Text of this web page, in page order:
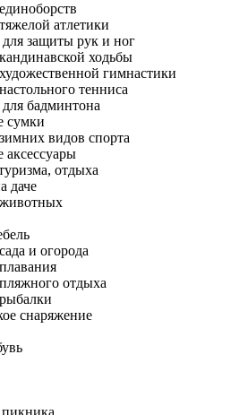
атлетики
защиты рук и ног
ходьбы
гимнастики
тенниса
бадминтона
сумки
видов спорта
отдыха
даче
и огорода
отдыха
снаряжение